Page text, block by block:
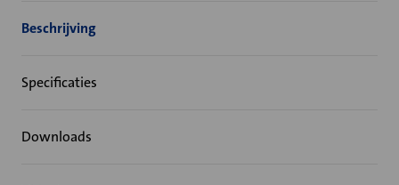
Beschrijving
Specificaties
Downloads